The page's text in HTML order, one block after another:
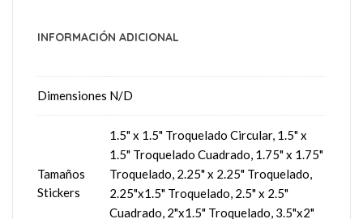
INFORMACIÓN ADICIONAL
Dimensiones N/D
Tamaños
Stickers
1.5" x 1.5" Troquelado Circular, 1.5" x
1.5" Troquelado Cuadrado, 1.75" x 1.75"
Troquelado, 2.25" x 2.25" Troquelado,
2.25"x1.5" Troquelado, 2.5" x 2.5"
Cuadrado, 2"x1.5" Troquelado, 3.5"x2"